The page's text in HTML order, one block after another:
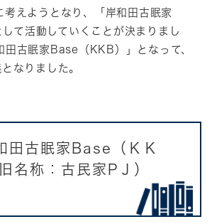
考えようとなり、「岸和田古眠家
て活動していくことが決まりまし
田古眠家Base（KKB）」となって、
なりました。
古眠家Base（ＫＫ
名称：古民家PＪ）